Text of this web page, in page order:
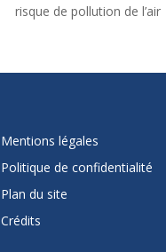
risque de pollution de l’air
Mentions légales
Politique de confidentialité
Plan du site
Crédits